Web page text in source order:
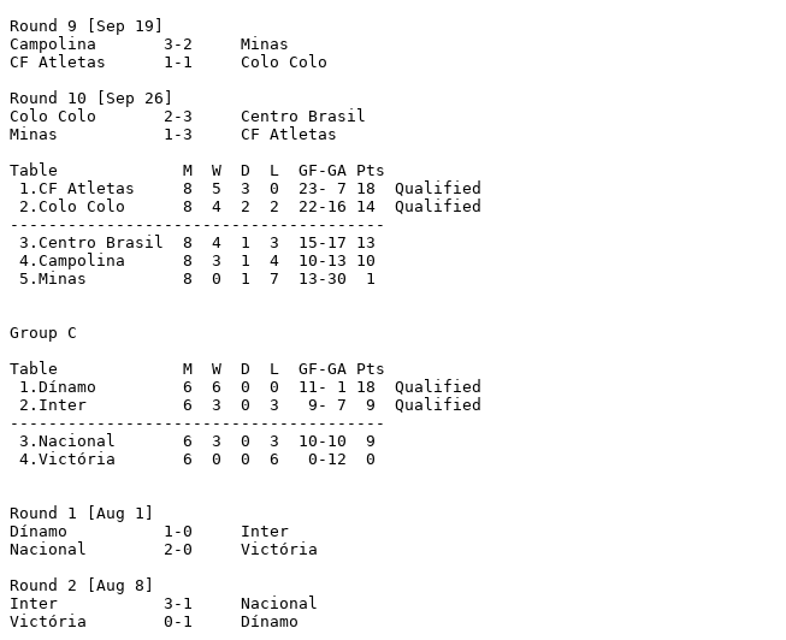
Round 9 [Sep 19]
Campolina	3-2	Minas
CF Atletas	1-1	Colo Colo
Round 10 [Sep 26]
Colo Colo	2-3	Centro Brasil
Minas		1-3	CF Atletas
Table		  M  W  D  L  GF-GA Pts
1.CF Atletas     8  5  3  0  23- 7 18  Qualified
2.Colo Colo	  8  4  2  2  22-16 14  Qualified
---------------------------------------
3.Centro Brasil  8  4  1  3  15-17 13
4.Campolina	  8  3  1  4  10-13 10
5.Minas	  8  0  1  7  13-30  1
Group C
Table		  M  W  D  L  GF-GA Pts
1.Dínamo	  6  6  0  0  11- 1 18  Qualified
2.Inter	  6  3  0  3   9- 7  9  Qualified
---------------------------------------
3.Nacional       6  3  0  3  10-10  9
4.Victória	  6  0  0  6   0-12  0
Round 1 [Aug 1]
Dínamo		1-0	Inter
Nacional	2-0	Victória
Round 2 [Aug 8]
Inter		3-1	Nacional
Victória	0-1	Dínamo